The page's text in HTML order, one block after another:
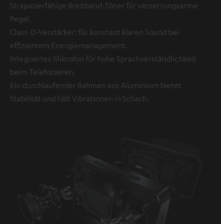
Strapazierfähige Breitband-Töner für verzerrungsarme
Pegel.
Class-D-Verstärker: für konstant klaren Sound bei
effizientem Energiemanagement.
Integriertes Mikrofon für hohe Sprachverständlichkeit
beim Telefonieren.
Ein durchlaufender Rahmen aus Aluminium bietet
Stabilität und hält Vibrationen in Schach.